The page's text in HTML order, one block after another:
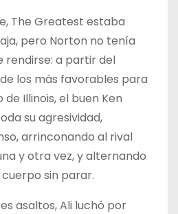
The Greatest estaba
pero Norton no tenía
rendirse: a partir del
los más favorables para
Illinois, el buen Ken
su agresividad,
arrinconando al rival
y otra vez, y alternando
sin parar.
asaltos, Ali luchó por